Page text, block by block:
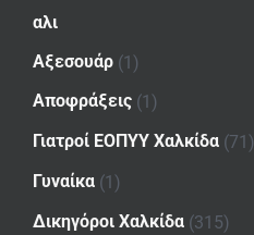
αλι
Αξεσουάρ (1)
Αποφράξεις (1)
Γιατροί ΕΟΠΥΥ Χαλκίδα (71)
Γυναίκα (1)
Δικηγόροι Χαλκίδα (315)